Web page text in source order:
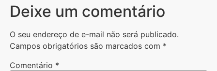
Deixe um comentário
O seu endereço de e-mail não será publicado.
Campos obrigatórios são marcados com *
Comentário *